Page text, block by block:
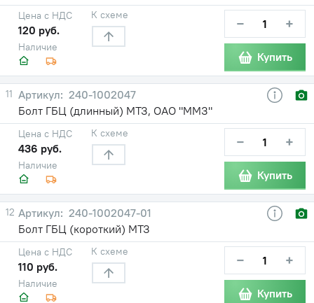
Наличие
Цена с НДС
120 руб.
К схеме − +
Купить
11
240-1002047
Болт ГБЦ (длинный) МТЗ, ОАО "ММЗ"
Наличие
Цена с НДС
436 руб.
К схеме − +
Купить
12
240-1002047-01
Болт ГБЦ (короткий) МТЗ
Наличие
Цена с НДС
110 руб.
К схеме − +
Купить